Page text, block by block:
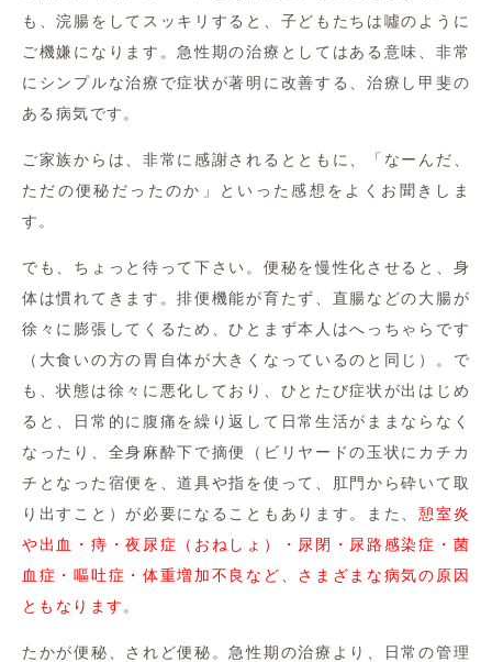
も、浣腸をしてスッキリすると、子どもたちは噓のように
ご機嫌になります。急性期の治療としてはある意味、非常
にシンプルな治療で症状が著明に改善する、治療し甲斐の
ある病気です。
ご家族からは、非常に感謝されるとともに、「なーんだ、
ただの便秘だったのか」といった感想をよくお聞きしま
す。
でも、ちょっと待って下さい。便秘を慢性化させると、身
体は慣れてきます。排便機能が育たず、直腸などの大腸が
徐々に膨張してくるため、ひとまず本人はへっちゃらです
（大食いの方の胃自体が大きくなっているのと同じ）。で
も、状態は徐々に悪化しており、ひとたび症状が出はじめ
ると、日常的に腹痛を繰り返して日常生活がままならなく
なったり、全身麻酔下で摘便（ビリヤードの玉状にカチカ
チとなった宿便を、道具や指を使って、肛門から砕いて取
り出すこと）が必要になることもあります。また、憩室炎
や出血・痔・夜尿症（おねしょ）・尿閉・尿路感染症・菌
血症・嘔吐症・体重増加不良など、さまざまな病気の原因
ともなります 。
たかが便秘、されど便秘。急性期の治療より、日常の管理